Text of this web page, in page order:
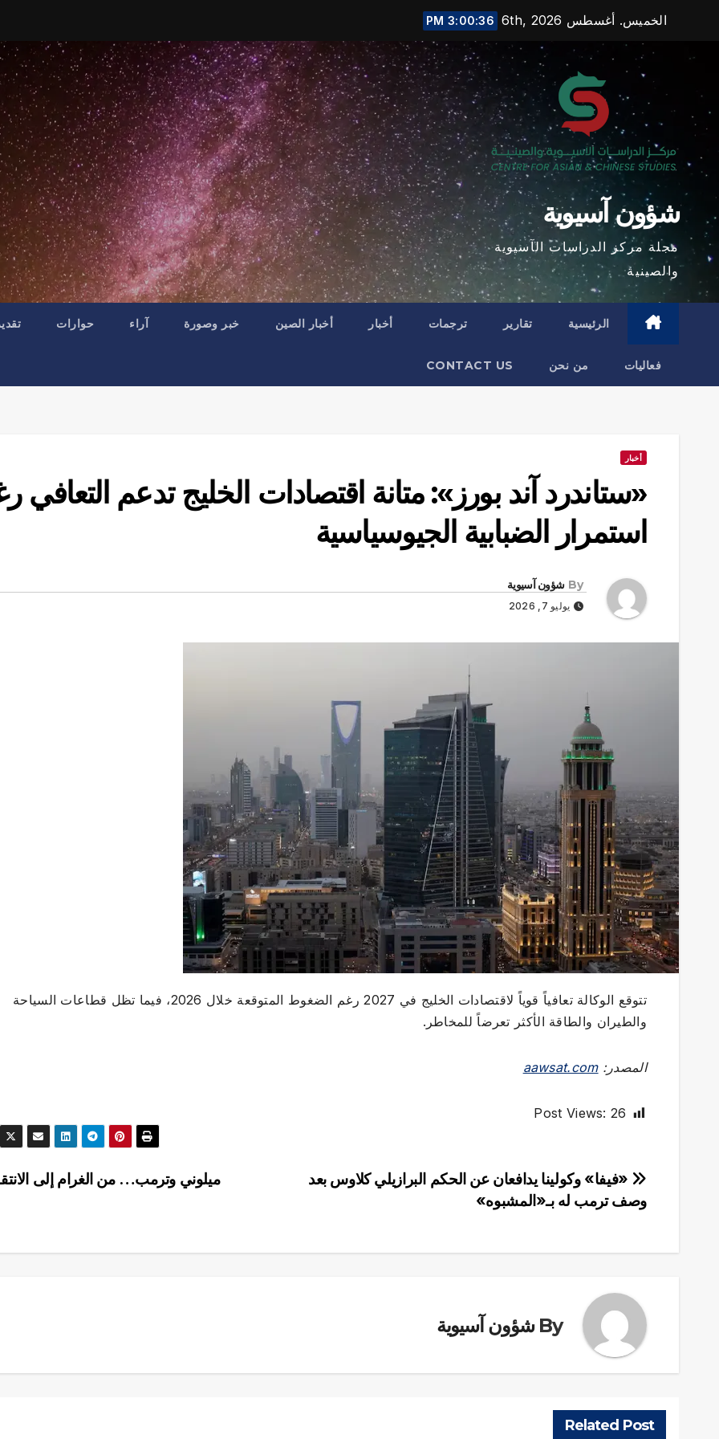
content
الخميس. أغسطس 6th, 2026 3:00:38 PM
شؤون آسيوية
مجلة مركز الدراسات الآسيوية
والصينية
الرئيسية تقارير ترجمات أخبار أخبار الصين خبر وصورة آراء حوارات
فعاليات من نحن CONTACT US
أخبار
«ستاندرد آند بورز»: متانة اقتصادات الخليج تدعم التعافي
استمرار الضبابية الجيوسياسية
By شؤون آسيوية
يوليو 7, 2026
تتوقع الوكالة تعافياً قوياً لاقتصادات الخليج في 2027 رغم الضغوط المتوقعة خلال 2026، فيما تظل قطاعات السياحة
والطيران والطاقة الأكثر تعرضاً للمخاطر.
المصدر:aawsat.com
Post Views: 26
تصفّح
المقالات
ميلوني وترمب… من الغرام إلى
«فيفا» وكولينا يدافعان عن الحكم البرازيلي كلاوس بعد
وصف ترمب له بـ«المشبوه»
By شؤون آسيوية
Related Post